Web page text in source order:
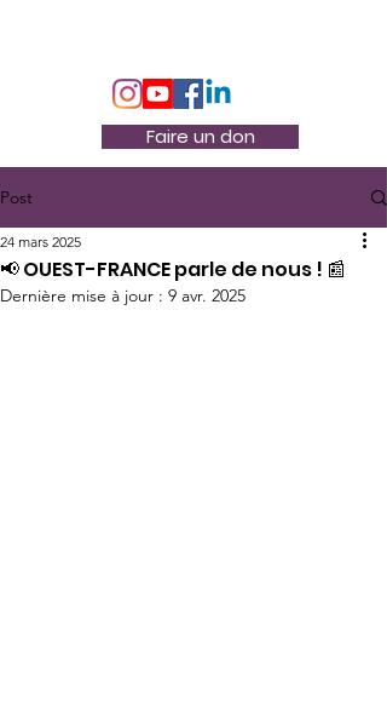
Faire un don
Post
📢 OUEST-FRANCE parle de nous ! 📰
24 mars 2025
Dernière mise à jour : 9 avr. 2025